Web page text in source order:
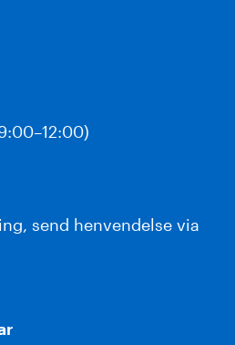
send henvendelse via